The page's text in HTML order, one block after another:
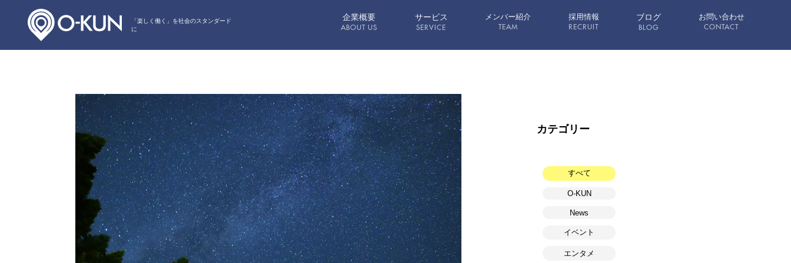
「楽しく働く」を社会のスタンダード
に
企業概要
ABOUT US
サービス
SERVICE
メンバー紹介
TEAM
採用情報
RECRUIT
ブログ
BLOG
お問い合わせ
CONTACT
カテゴリー
すべて
O-KUN
News
イベント
エンタメ